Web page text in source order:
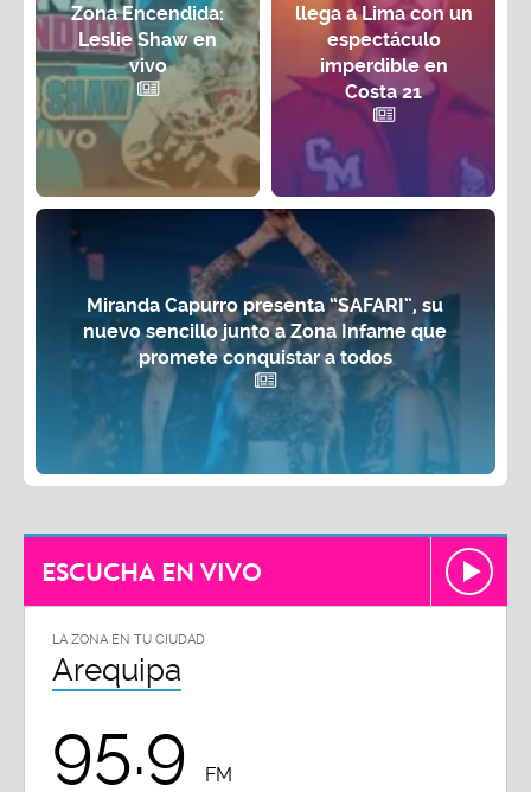
Zona Encendida:
Leslie Shaw en
vivo
llega a Lima con un
espectáculo
imperdible en
Costa 21
Miranda Capurro presenta “SAFARI”, su
nuevo sencillo junto a Zona Infame que
promete conquistar a todos
ESCUCHA EN VIVO
LA ZONA EN TU CIUDAD
Arequipa
95.9 FM